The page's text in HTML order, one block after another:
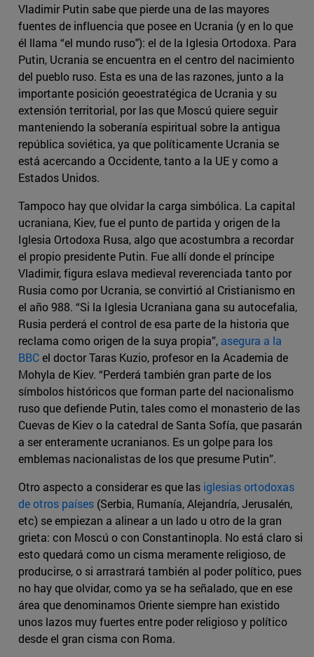
Vladimir Putin sabe que pierde una de las mayores
fuentes de influencia que posee en Ucrania (y en lo que
él llama “el mundo ruso"): el de la Iglesia Ortodoxa. Para
Putin, Ucrania se encuentra en el centro del nacimiento
del pueblo ruso. Esta es una de las razones, junto a la
importante posición geoestratégica de Ucrania y su
extensión territorial, por las que Moscú quiere seguir
manteniendo la soberanía espiritual sobre la antigua
república soviética, ya que políticamente Ucrania se
está acercando a Occidente, tanto a la UE y como a
Estados Unidos.
Tampoco hay que olvidar la carga simbólica. La capital
ucraniana, Kiev, fue el punto de partida y origen de la
Iglesia Ortodoxa Rusa, algo que acostumbra a recordar
el propio presidente Putin. Fue allí donde el príncipe
Vladimir, figura eslava medieval reverenciada tanto por
Rusia como por Ucrania, se convirtió al Cristianismo en
el año 988. “Si la Iglesia Ucraniana gana su autocefalia,
Rusia perderá el control de esa parte de la historia que
reclama como origen de la suya propia”, asegura a la
BBCel doctor Taras Kuzio, profesor en la Academia de
Mohyla de Kiev. “Perderá también gran parte de los
símbolos históricos que forman parte del nacionalismo
ruso que defiende Putin, tales como el monasterio de las
Cuevas de Kiev o la catedral de Santa Sofía, que pasarán
a ser enteramente ucranianos. Es un golpe para los
emblemas nacionalistas de los que presume Putin”.
Otro aspecto a considerar es que las iglesias ortodoxas
de otros países (Serbia, Rumanía, Alejandría, Jerusalén,
etc) se empiezan a alinear a un lado u otro de la gran
grieta: con Moscú o con Constantinopla. No está claro si
esto quedará como un cisma meramente religioso, de
producirse, o si arrastrará también al poder político, pues
no hay que olvidar, como ya se ha señalado, que en ese
área que denominamos Oriente siempre han existido
unos lazos muy fuertes entre poder religioso y político
desde el gran cisma con Roma.